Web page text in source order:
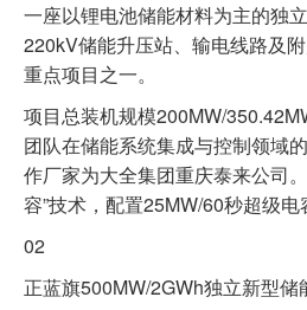
一座以锂电池储能材料为主的独
220kV储能升压站、输电线路及
重点项目之一。
项目总装机规模200MW/
团队在储能系统集成与控制领域
作厂家为大全集团重庆泰来公司
容”技术，配置25MW/60秒超级电
02
正蓝旗500MW/2GWh独立新型储